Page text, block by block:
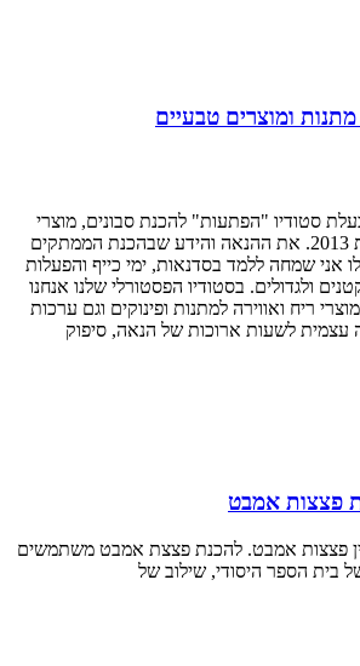
סטודיו "הפתעות" להכנת סבונים, מוצרי
ספא וניחוחות החל משנת 2013. את ההנאה והידע שבהכנת הממתקים
אני שמחה ללמד בסדנאות, ימי כייף והפעלות
ולגדולים. בסטודיו הפסטורלי שלנו אנחנו
ריח ואווירה למתנות ופינוקים וגם ערכות
עצמית לשעות ארוכות של הנאה, סיפוק
פצצות אמבט
פצצות אמבט. להכנת פצצת אמבט משתמשים
בית הספר היסודי, שילוב של